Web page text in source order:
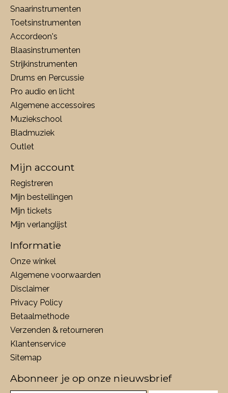
Snaarinstrumenten
Toetsinstrumenten
Accordeon's
Blaasinstrumenten
Strijkinstrumenten
Drums en Percussie
Pro audio en licht
Algemene accessoires
Muziekschool
Bladmuziek
Outlet
Mijn account
Registreren
Mijn bestellingen
Mijn tickets
Mijn verlanglijst
Informatie
Onze winkel
Algemene voorwaarden
Disclaimer
Privacy Policy
Betaalmethode
Verzenden & retourneren
Klantenservice
Sitemap
Abonneer je op onze nieuwsbrief